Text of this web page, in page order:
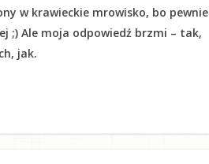
w krawieckie mrowisko, bo pewnie
;) Ale moja odpowiedź brzmi – tak,
jak.